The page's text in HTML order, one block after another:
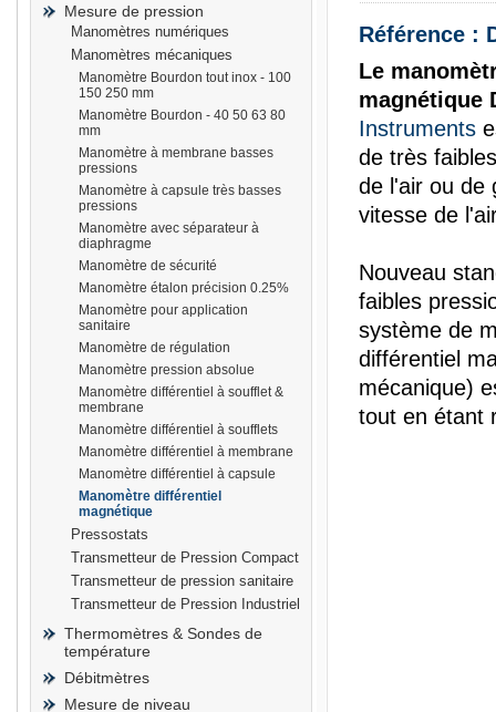
Mesure de pression
Manomètres numériques
Manomètres mécaniques
Manomètre Bourdon tout inox - 100
150 250 mm
Manomètre Bourdon - 40 50 63 80
mm
Manomètre à membrane basses
pressions
Manomètre à capsule très basses
pressions
Manomètre avec séparateur à
diaphragme
Manomètre de sécurité
Manomètre étalon précision 0.25%
Manomètre pour application
sanitaire
Manomètre de régulation
Manomètre pression absolue
Manomètre différentiel à soufflet &
membrane
Manomètre différentiel à soufflets
Manomètre différentiel à membrane
Manomètre différentiel à capsule
Manomètre différentiel
magnétique
Pressostats
Transmetteur de Pression Compact
Transmetteur de pression sanitaire
Transmetteur de Pression Industriel
Thermomètres & Sondes de
température
Débitmètres
Mesure de niveau
Référence :
Le
magnétique
Instruments
de très
de l'air ou de
vitesse de
Nouveau
faibles
système de
différentiel
mécanique)
tout en étant